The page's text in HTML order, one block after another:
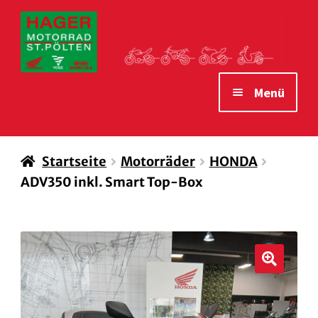
Zur
Navigation
springen
Zum
Inhalt
springen
Menü
STARTSEITE
MOTORRÄDER
ZUBEHÖR
WAS WIR IHNEN BIETEN
ÖFFNUNGSZEITEN
Startseite Motorräder
HONDA
ADV350 inkl. Smart Top-Box
🔍